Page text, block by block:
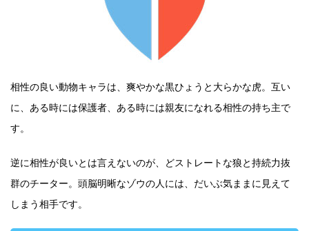
相性の良い動物キャラは、爽やかな黒ひょうと大らかな虎。互い
に、ある時には保護者、ある時には親友になれる相性の持ち主で
す。
逆に相性が良いとは言えないのが、どストレートな狼と持続力抜
群のチーター。頭脳明晰なゾウの人には、だいぶ気ままに見えて
しまう相手です。